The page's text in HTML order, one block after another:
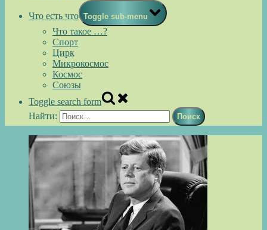
Что есть что Toggle sub-menu
Что такое …?
Спорт
Цирк
Микрокосмос
Космос
Союзы
Toggle search form
Найти: